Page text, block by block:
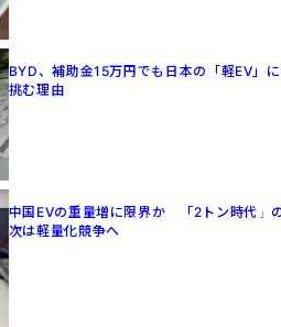
BYD、補助金15万円でも日本の「軽EV」に
挑む理由
中国EVの重量増に限界か 「2トン時代」
次は軽量化競争へ